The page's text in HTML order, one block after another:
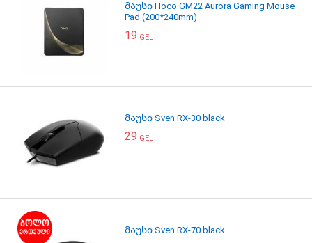
მაუსი Hoco GM22 Aurora Gaming Mouse
Pad (200*240mm)
19 GEL
მაუსი Sven RX-30 black
29 GEL
მაუსი Sven RX-70 black